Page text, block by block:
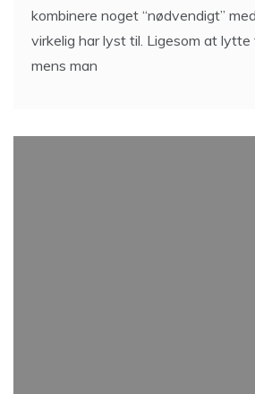
kombinere noget “nødvendigt”
virkelig har lyst til. Ligesom at lytte
mens man